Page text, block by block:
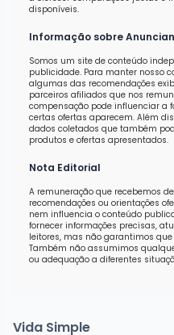
disponíveis.
Informação sobre
Somos um site de conteúdo
publicidade. Para manter nosso
algumas das recomendações
parceiros afiliados que nos
compensação pode influenciar a
certas ofertas aparecem. Além
dados coletados que também
produtos e ofertas apresentados.
Nota Editorial
A remuneração que recebemos
recomendações ou orientações
nem influencia o conteúdo
fornecer informações precisas,
leitores, mas não garantimos
Também não assumimos
ou adequação a diferentes
Vida Simple